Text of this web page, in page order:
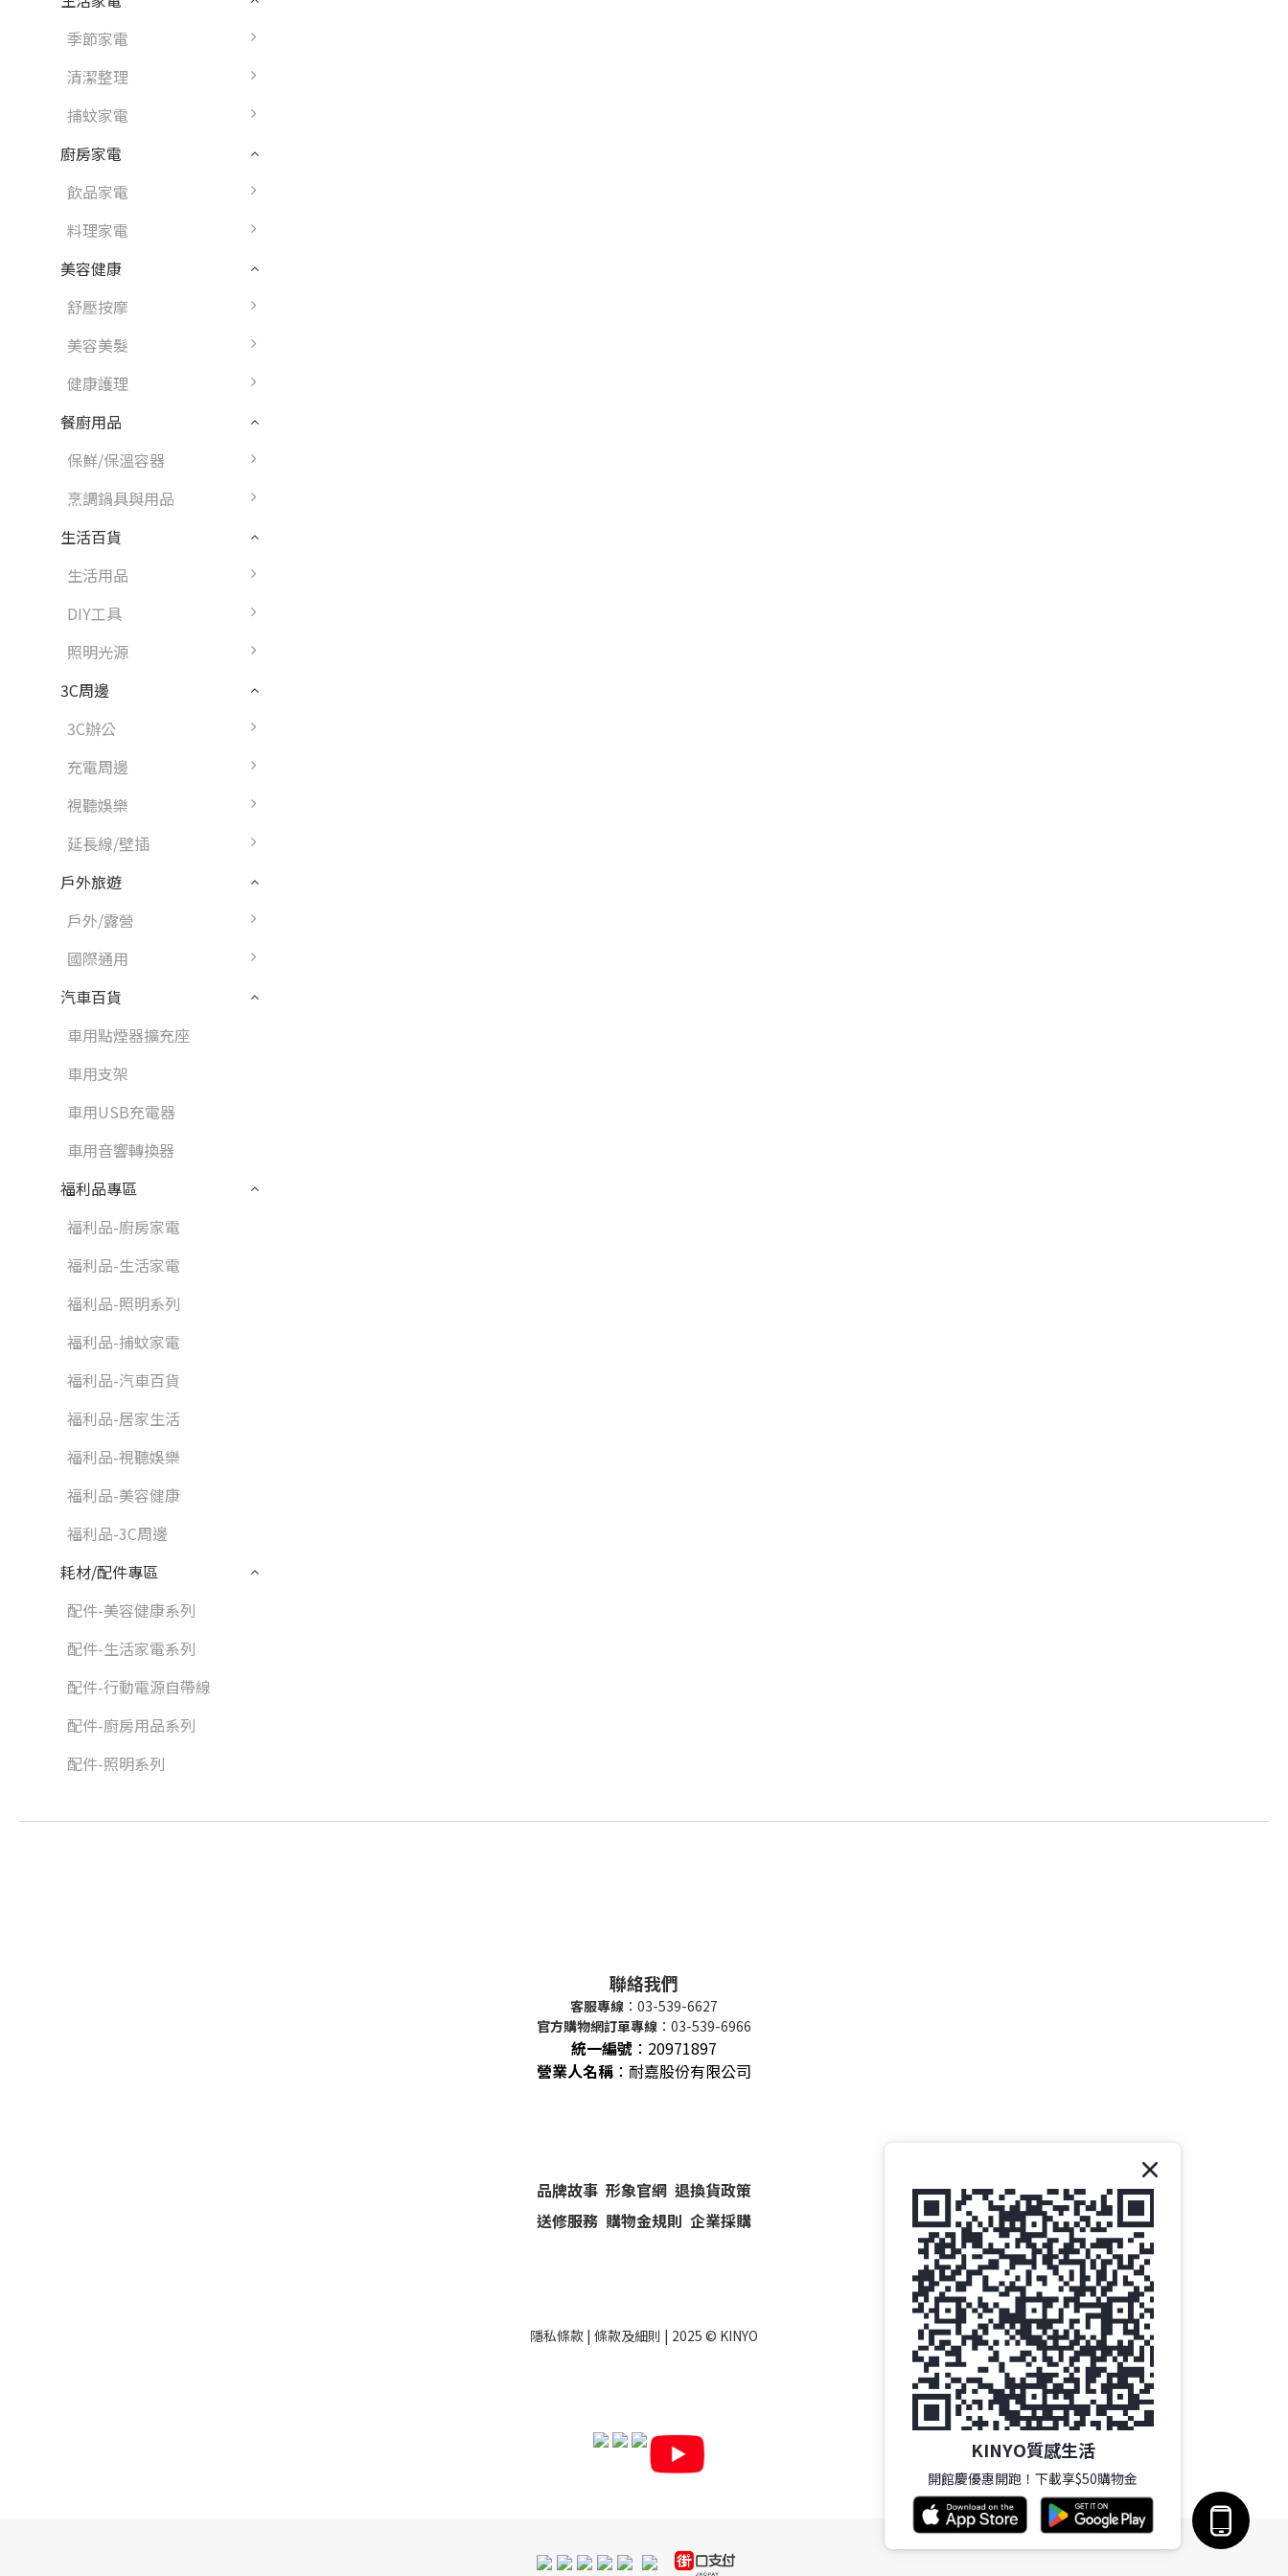
季節家電
清潔整理
捕蚊家電
廚房家電
飲品家電
料理家電
美容健康
舒壓按摩
美容美髮
健康護理
餐廚用品
保鮮/保溫容器
烹調鍋具與用品
生活百貨
生活用品
DIY工具
照明光源
3C周邊
3C辦公
充電周邊
視聽娛樂
延長線/壁插
戶外旅遊
戶外/露營
國際通用
汽車百貨
車用點煙器擴充座
車用支架
車用USB充電器
車用音響轉換器
福利品專區
福利品-廚房家電
福利品-生活家電
福利品-照明系列
福利品-捕蚊家電
福利品-汽車百貨
福利品-居家生活
福利品-視聽娛樂
福利品-美容健康
福利品-3C周邊
耗材/配件專區
配件-美容健康系列
配件-生活家電系列
配件-行動電源自帶線
配件-廚房用品系列
配件-照明系列
聯絡我們
客服專線 ：03-539-6627
官方購物網訂單專線 ：03-539-6966
統一編號 ： 20971897
營業人名稱 ：耐嘉股份有限公司
品牌故事 形象官網 退換貨政策
送修服務 購物金規則 企業採購
隱私條款 | 條款及細則 | 2025 © KINYO
KINYO質感生活
開館慶優惠開跑！下載享$50購物金